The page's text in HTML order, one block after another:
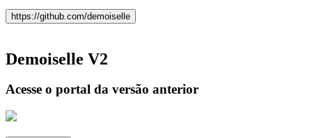
https://github.com/demoiselle
Demoiselle V2
Acesse o portal da versão anterior